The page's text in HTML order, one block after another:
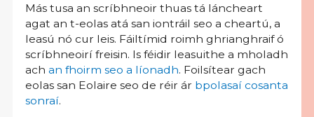
Más tusa an scríbhneoir thuas tá láncheart
agat an t-eolas atá san iontráil seo a cheartú, a
leasú nó cur leis. Fáiltímid roimh ghrianghraif ó
scríbhneoirí freisin. Is féidir leasuithe a mholadh
ach an fhoirm seo a líonadh. Foilsítear gach
eolas san Eolaire seo de réir ár bpolasaí cosanta
sonraí.